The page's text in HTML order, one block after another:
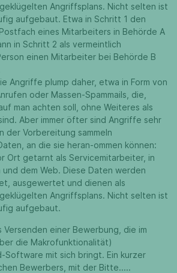
Angriffsplans. Nicht selten ist
aufgebaut. Etwa in Schritt 1 den
eines Mitarbeiters in Behörde A
in Schritt 2 als vermeintlich
einen Mitarbeiter bei Behörde B
Angriffe plump daher, etwa in Form von
oder Massen-Spammails, die,
man achten soll, ohne Weiteres als
Aber immer öfter sind Angriffe sehr
der Vorbereitung sammeln
an die sie heran-ommen können:
Ort getarnt als Servicemitarbeiter, in
dem Web. Diese Daten werden
ausgewertet und dienen als
Angriffsplans. Nicht selten ist
aufgebaut.
Versenden einer Bewerbung, die im
die Makrofunktionalität)
Software mit sich bringt. Ein kurzer
Bewerbers, mit der Bitte.....